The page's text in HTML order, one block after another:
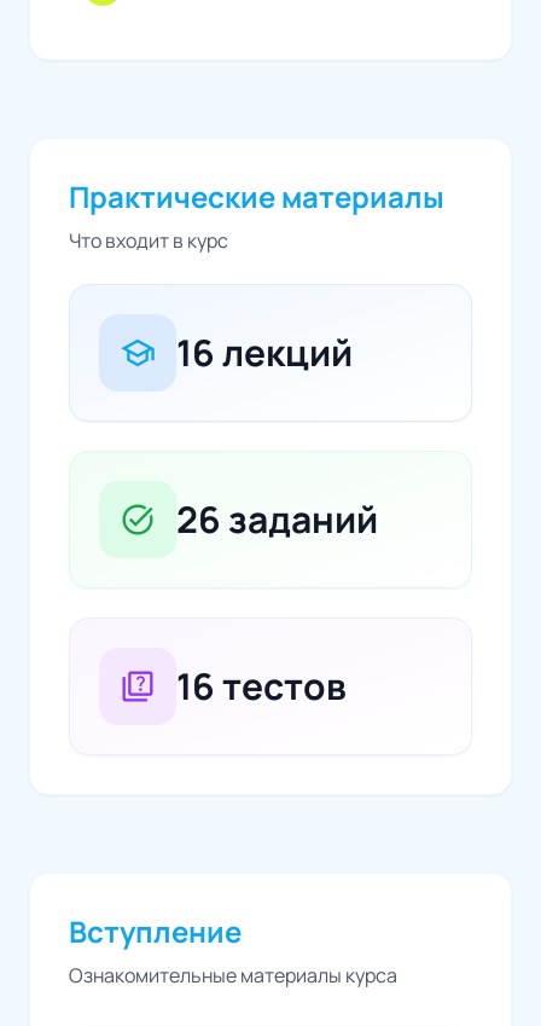
Практические материалы
Что входит в курс
school 16 лекций
task_alt 26 заданий
quiz 16 тестов
Вступление
Ознакомительные материалы курса